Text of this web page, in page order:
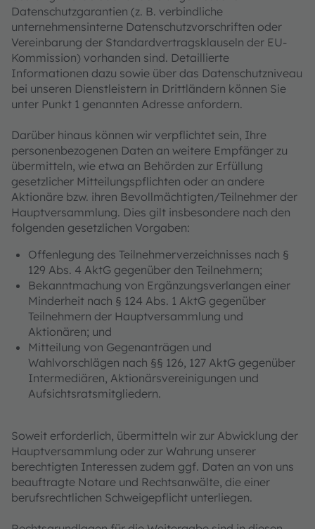
Datenschutzgarantien (z. B. verbindliche
unternehmensinterne Datenschutzvorschriften oder
Vereinbarung der Standardvertragsklauseln der EU-
Kommission) vorhanden sind. Detaillierte
Informationen dazu sowie über das Datenschutzniveau
bei unseren Dienstleistern in Drittländern können Sie
unter Punkt 1 genannten Adresse anfordern.
Darüber hinaus können wir verpflichtet sein, Ihre
personenbezogenen Daten an weitere Empfänger zu
übermitteln, wie etwa an Behörden zur Erfüllung
gesetzlicher Mitteilungspflichten oder an andere
Aktionäre bzw. ihren Bevollmächtigten/Teilnehmer der
Hauptversammlung. Dies gilt insbesondere nach den
folgenden gesetzlichen Vorgaben:
Offenlegung des Teilnehmerverzeichnisses nach §
129 Abs. 4 AktG gegenüber den Teilnehmern;
Bekanntmachung von Ergänzungsverlangen einer
Minderheit nach § 124 Abs. 1 AktG gegenüber
Teilnehmern der Hauptversammlung und
Aktionären; und
Mitteilung von Gegenanträgen und
Wahlvorschlägen nach §§ 126, 127 AktG gegenüber
Intermediären, Aktionärsvereinigungen und
Aufsichtsratsmitgliedern.
Soweit erforderlich, übermitteln wir zur Abwicklung der
Hauptversammlung oder zur Wahrung unserer
berechtigten Interessen zudem ggf. Daten an von uns
beauftragte Notare und Rechtsanwälte, die einer
berufsrechtlichen Schweigepflicht unterliegen.